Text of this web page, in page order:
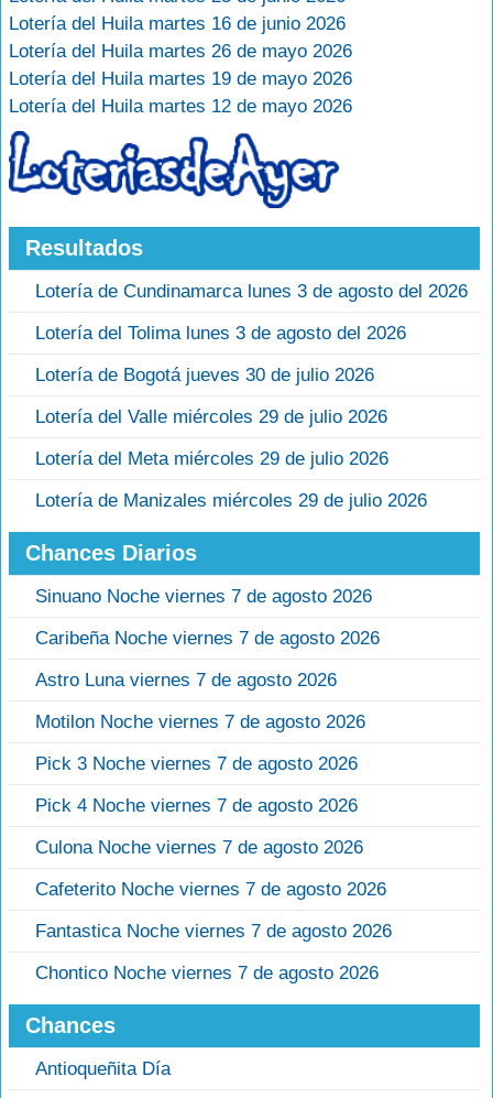
Lotería del Huila martes 16 de junio 2026
Lotería del Huila martes 26 de mayo 2026
Lotería del Huila martes 19 de mayo 2026
Lotería del Huila martes 12 de mayo 2026
Resultados
Lotería de Cundinamarca lunes 3 de agosto del 2026
Lotería del Tolima lunes 3 de agosto del 2026
Lotería de Bogotá jueves 30 de julio 2026
Lotería del Valle miércoles 29 de julio 2026
Lotería del Meta miércoles 29 de julio 2026
Lotería de Manizales miércoles 29 de julio 2026
Chances Diarios
Sinuano Noche viernes 7 de agosto 2026
Caribeña Noche viernes 7 de agosto 2026
Astro Luna viernes 7 de agosto 2026
Motilon Noche viernes 7 de agosto 2026
Pick 3 Noche viernes 7 de agosto 2026
Pick 4 Noche viernes 7 de agosto 2026
Culona Noche viernes 7 de agosto 2026
Cafeterito Noche viernes 7 de agosto 2026
Fantastica Noche viernes 7 de agosto 2026
Chontico Noche viernes 7 de agosto 2026
Chances
Antioqueñita Día